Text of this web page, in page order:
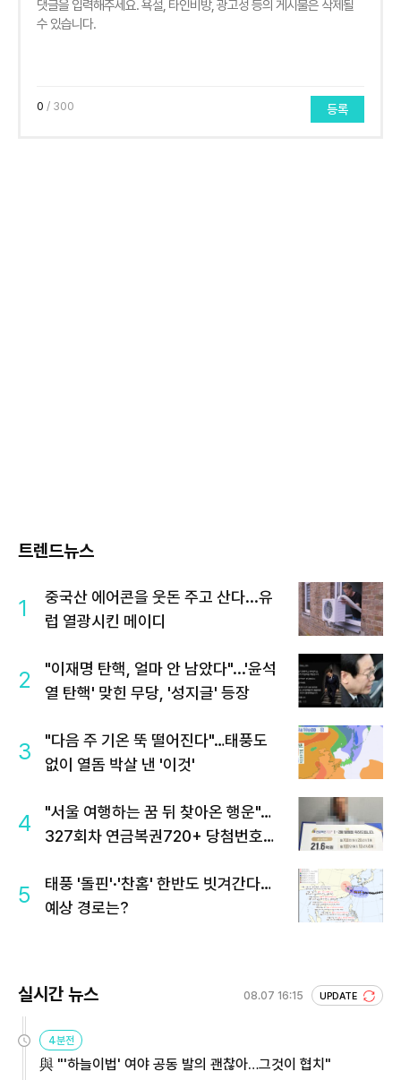
0 / 300 등록
트렌드뉴스
1
중국산 에어콘을 웃돈 주고 산다...유
럽 열광시킨 메이디
2
"이재명 탄핵, 얼마 안 남았다"...'윤석
열 탄핵' 맞힌 무당, '성지글' 등장
3
"다음 주 기온 뚝 떨어진다"…태풍도
없이 열돔 박살 낸 '이것'
4
"서울 여행하는 꿈 뒤 찾아온 행운"…
327회차 연금복권720+ 당첨번호조
5
태풍 '돌핀'·'찬홈' 한반도 빗겨간다…
예상 경로는?
실시간 뉴스 08.07 16:15 UPDATE
4분전
與 "'하늘이법' 여야 공동 발의 괜찮아…그것이 협치"